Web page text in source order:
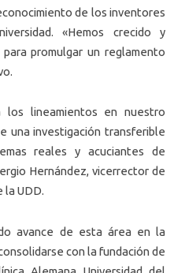
de los inventores
«Hemos crecido y
promulgar un reglamento
los lineamientos en nuestro
una investigación transferible
reales y acuciantes de
Hernández, vicerrector de
la UDD.
avance de esta área en la
con la fundación de